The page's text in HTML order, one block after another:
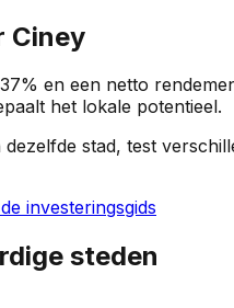
Ciney
en een netto
het lokale potentieel.
dezelfde stad, test
investeringsgids
steden